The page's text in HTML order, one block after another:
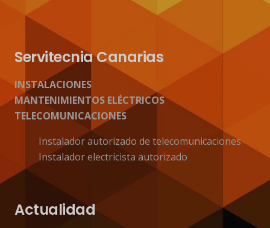
Servitecnia Canarias
INSTALACIONES
MANTENIMIENTOS ELÉCTRICOS
TELECOMUNICACIONES
Instalador autorizado de telecomunicaciones
Instalador electricista autorizado
Actualidad